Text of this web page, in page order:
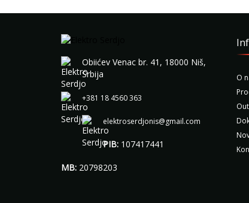
Obiićev Venac br. 41, 18000 Niš,
Srbija
+381 18 4560 363
elektroserdjonis@gmail.com
PIB: 107417441
MB: 20798203
O